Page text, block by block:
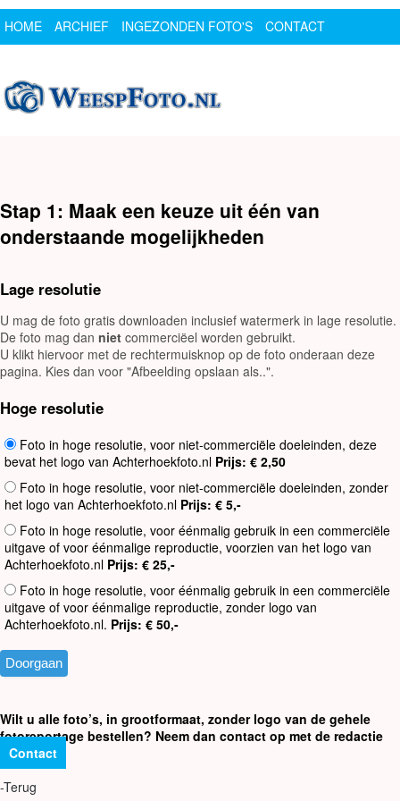
HOME ARCHIEF INGEZONDEN FOTO'S
CONTACT
Stap 1: Maak een keuze uit één van
onderstaande mogelijkheden
Lage resolutie
U mag de foto gratis downloaden inclusief watermerk in lage resolutie.
De foto mag dan niet commerciëel worden gebruikt.
U klikt hiervoor met de rechtermuisknop op de foto onderaan deze
pagina. Kies dan voor "Afbeelding opslaan als..".
Hoge resolutie
Foto in hoge resolutie, voor niet-commerciële doeleinden, deze
bevat het logo van Achterhoekfoto.nl Prijs: € 2,50
Foto in hoge resolutie, voor niet-commerciële doeleinden, zonder
het logo van Achterhoekfoto.nl Prijs: € 5,-
Foto in hoge resolutie, voor éénmalig gebruik in een commerciële
uitgave of voor éénmalige reproductie, voorzien van het logo van
Achterhoekfoto.nl Prijs: € 25,-
Foto in hoge resolutie, voor éénmalig gebruik in een commerciële
uitgave of voor éénmalige reproductie, zonder logo van
Achterhoekfoto.nl. Prijs: € 50,-
Wilt u alle foto’s, in grootformaat, zonder logo van de gehele
fotoreportage bestellen? Neem dan contact op met de redactie
Contact
-Terug